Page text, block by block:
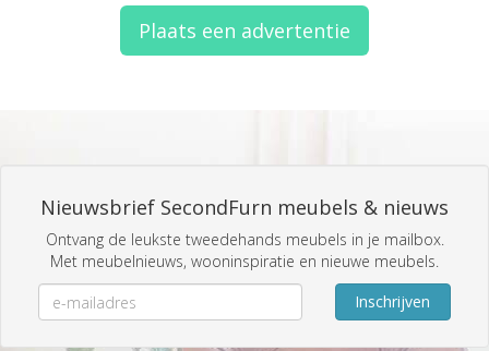
Plaats een advertentie
Nieuwsbrief SecondFurn meubels & nieuws
Ontvang de leukste tweedehands meubels in je mailbox.
Met meubelnieuws, wooninspiratie en nieuwe meubels.
Inschrijven